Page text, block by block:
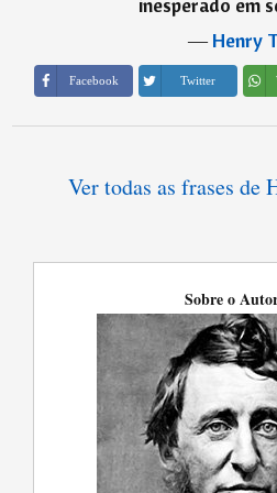
―Henry
Facebook Twitter
Ver todas as frases de
Sobre o